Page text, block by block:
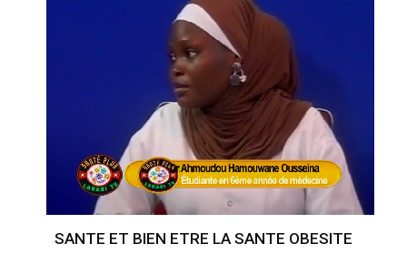
SANTE ET BIEN ETRE LA SANTE OBESITE